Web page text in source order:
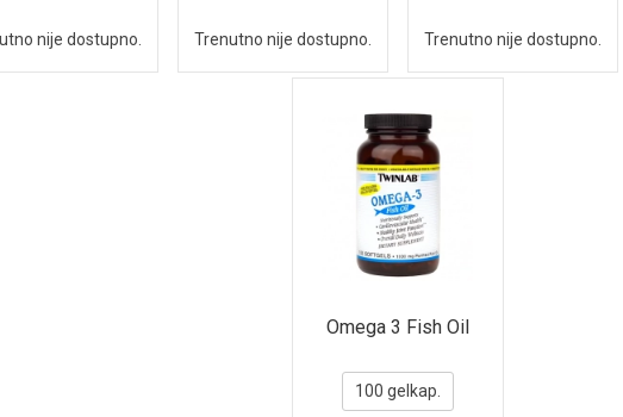
nije dostupno. Trenutno nije dostupno. Trenutno nije dostupno.
Omega 3 Fish Oil
100 gelkap.